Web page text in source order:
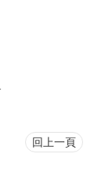
回上一頁